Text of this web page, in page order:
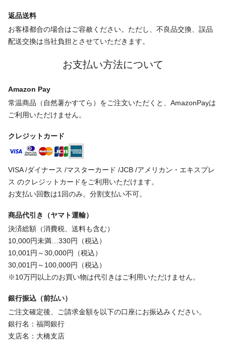
返品送料
お客様都合の場合はご容赦ください。ただし、不良品交換、誤品
配送交換は当社負担とさせていただきます。
お支払い方法について
Amazon Pay
常温商品（自然薯かすてら）をご注文いただくと、AmazonPayは
ご利用いただけません。
クレジットカード
VISA /ダイナース /マスターカード /JCB /アメリカン・エキスプレ
ス のクレジットカードをご利用いただけます。
お支払い回数は1回のみ。分割支払い不可。
商品代引き（ヤマト運輸）
決済総額（消費税、送料も含む）
10,000円未満…330円（税込）
10,001円～30,000円（税込）
30,001円～100,000円（税込）
※10万円以上のお買い物は代引きはご利用いただけません。
銀行振込（前払い）
ご注文確定後、ご請求金額を以下の口座にお振込みください。
銀行名：福岡銀行
支店名：大橋支店